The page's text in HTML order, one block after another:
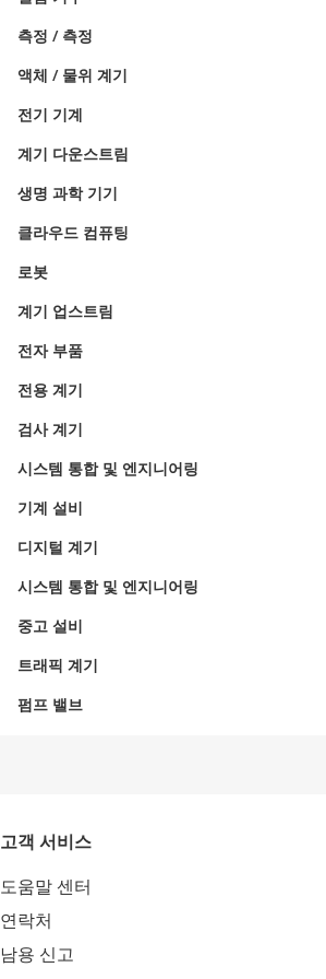
측정 / 측정
액체 / 물위 계기
전기 기계
계기 다운스트림
생명 과학 기기
클라우드 컴퓨팅
로봇
계기 업스트림
전자 부품
전용 계기
검사 계기
시스템 통합 및 엔지니어링
기계 설비
디지털 계기
시스템 통합 및 엔지니어링
중고 설비
트래픽 계기
펌프 밸브
고객 서비스
도움말 센터
연락처
남용 신고